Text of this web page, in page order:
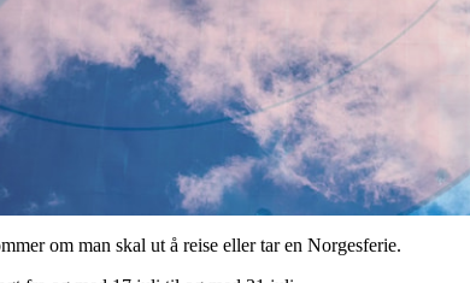
om man skal ut å reise eller tar en Norgesferie.